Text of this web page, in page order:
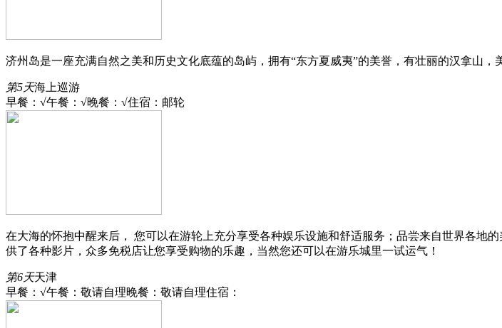
济州岛是一座充满自然之美和历史文化底蕴的岛屿，拥有“东方夏威夷”的美誉，有壮丽的汉拿山
第5天海上巡游
早餐：√午餐：√晚餐：√住宿：邮轮
在大海的怀抱中醒来后， 您可以在游轮上充分享受各种娱乐设施和舒适服务；品尝来自世界各地
供了各种影片，众多免税店让您享受购物的乐趣，当然您还可以在游乐城里一试运气！
第6天天津
早餐：√午餐：敬请自理晚餐：敬请自理住宿：